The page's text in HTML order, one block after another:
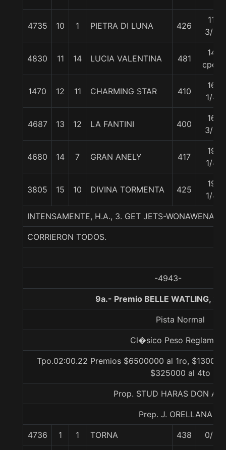
4735 10 1 PIETRA DI LUNA 426
11
3/4
4830 11 14 LUCIA VALENTINA 481
14
cpos
1470 12 11 CHARMING STAR 410
16
1/4
4687 13 12 LA FANTINI 400
16
3/4
4680 14 7 GRAN ANELY 417
19
1/4
3805 15 10 DIVINA TORMENTA 425
19
1/4
INTENSAMENTE, H.A., 3. GET JETS-WONAWENA-
CORRIERON TODOS.
-4943-
9a.- Premio BELLE WATLING,
Pista Normal
Cl�sico Peso
Tpo.02:00.22 Premios $6500000 al 1ro,
$325000 al 4to
Prop. STUD HARAS DON
Prep. J. ORELLANA R.
4736 1 1 TORNA 438 0/0